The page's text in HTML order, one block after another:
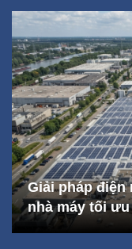
Giải pháp
nhà máy tối